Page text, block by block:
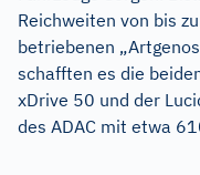
Reichweiten von bis
betriebenen
schafften es die
xDrive 50 und der
des ADAC mit etwa